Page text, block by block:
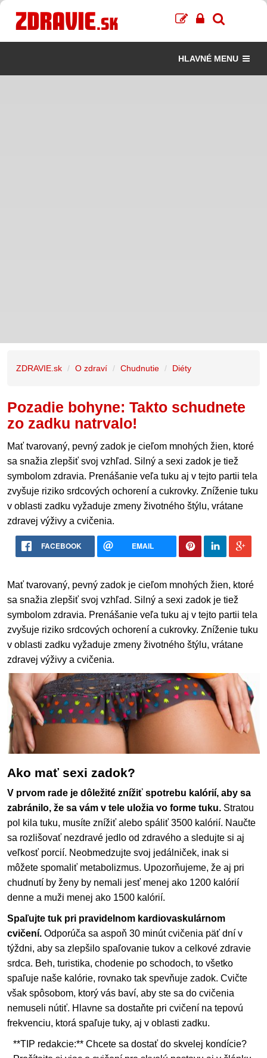
HLAVNÉ MENU
ZDRAVIE.sk O zdraví Chudnutie Diéty
Pozadie bohyne: Takto schudnete
zo zadku natrvalo!
Mať tvarovaný, pevný zadok je cieľom mnohých žien, ktoré
sa snažia zlepšiť svoj vzhľad. Silný a sexi zadok je tiež
symbolom zdravia. Prenášanie veľa tuku aj v tejto partii tela
zvyšuje riziko srdcových ochorení a cukrovky. Zníženie tuku
v oblasti zadku vyžaduje zmeny životného štýlu, vrátane
zdravej výživy a cvičenia.
FACEBOOK EMAIL
Mať tvarovaný, pevný zadok je cieľom mnohých žien, ktoré
sa snažia zlepšiť svoj vzhľad. Silný a sexi zadok je tiež
symbolom zdravia. Prenášanie veľa tuku aj v tejto partii tela
zvyšuje riziko srdcových ochorení a cukrovky. Zníženie tuku
v oblasti zadku vyžaduje zmeny životného štýlu, vrátane
zdravej výživy a cvičenia.
Ako mať sexi zadok?
V prvom rade je dôležité znížiť spotrebu kalórií, aby sa
zabránilo, že sa vám v tele uložia vo forme tuku. Stratou
pol kila tuku, musíte znížiť alebo spáliť 3500 kalórií. Naučte
sa rozlišovať nezdravé jedlo od zdravého a sledujte si aj
veľkosť porcií. Neobmedzujte svoj jedálniček, inak si
môžete spomaliť metabolizmus. Upozorňujeme, že aj pri
chudnutí by ženy by nemali jesť menej ako 1200 kalórií
denne a muži menej ako 1500 kalórií.
Spaľujte tuk pri pravidelnom kardiovaskulárnom
cvičení. Odporúča sa aspoň 30 minút cvičenia päť dní v
týždni, aby sa zlepšilo spaľovanie tukov a celkové zdravie
srdca. Beh, turistika, chodenie po schodoch, to všetko
spaľuje naše kalórie, rovnako tak spevňuje zadok. Cvičte
však spôsobom, ktorý vás baví, aby ste sa do cvičenia
nemuseli nútiť. Hlavne sa dostaňte pri cvičení na tepovú
frekvenciu, ktorá spaľuje tuky, aj v oblasti zadku.
**TIP redakcie:** Chcete sa dostať do skvelej kondície?